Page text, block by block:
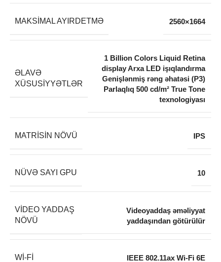
MAKSIMAL AYIRDETMƏ 2560×1664
ƏLAVƏ
XÜSUSIYYƏTLƏR
1 Billion Colors Liquid Retina
display Arxa LED işıqlandırma
Genişlənmiş rəng əhatəsi (P3)
Parlaqlıq 500 cd/m² True Tone
texnologiyası
MATRISIN NÖVÜ IPS
NÜVƏ SAYI GPU 10
VIDEO YADDAŞ
NÖVÜ
Videoyaddaş əməliyyat
yaddaşından götürülür
WI-FI IEEE 802.11ax Wi-Fi 6E